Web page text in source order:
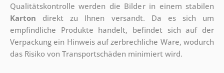
Qualitätskontrolle werden die Bilder in einem stabilen
Karton direkt zu Ihnen versandt. Da es sich um
empfindliche Produkte handelt, befindet sich auf der
Verpackung ein Hinweis auf zerbrechliche Ware, wodurch
das Risiko von Transportschäden minimiert wird.